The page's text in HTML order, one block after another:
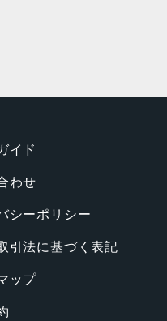
イド
わせ
シーポリシー
引法に基づく表記
ップ